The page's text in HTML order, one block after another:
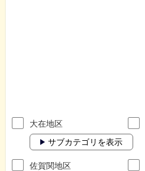
大在地区
サブカテゴリを表示
佐賀関地区